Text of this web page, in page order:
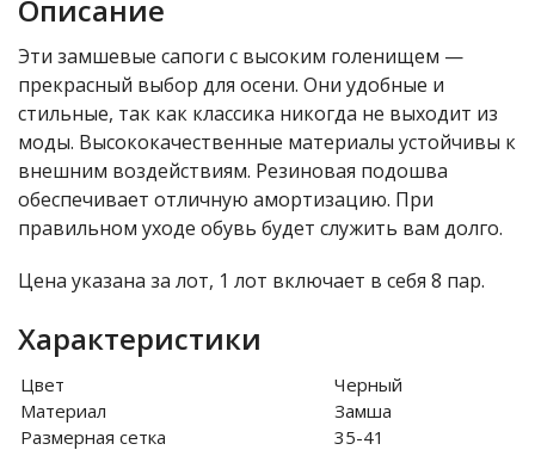
Описание
Эти замшевые сапоги с высоким голенищем —
прекрасный выбор для осени. Они удобные и
стильные, так как классика никогда не выходит из
моды. Высококачественные материалы устойчивы к
внешним воздействиям. Резиновая подошва
обеспечивает отличную амортизацию. При
правильном уходе обувь будет служить вам долго.
Цена указана за лот, 1 лот включает в себя 8 пар.
Характеристики
Цвет
Черный
Материал
Замша
Размерная сетка
35-41